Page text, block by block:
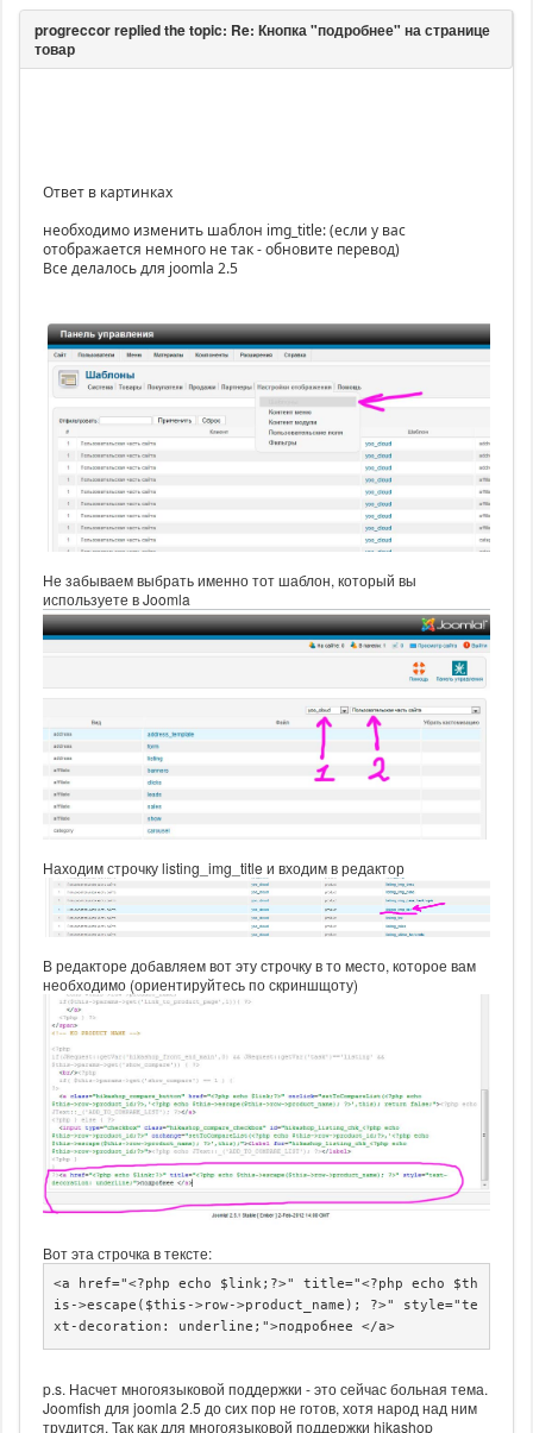
Ответ в картинках
необходимо изменить шаблон img_title: (если у вас
отображается немного не так - обновите перевод)
Все делалось для joomla 2.5
Не забываем выбрать именно тот шаблон, который вы
используете в Joomla
Находим строчку listing_img_title и входим в редактор
В редакторе добавляем вот эту строчку в то место, которое вам
необходимо (ориентируйтесь по скриншщоту)
Вот эта строчка в тексте:
<a href="<?php echo $link;?>" title="<?php echo $th
is->escape($this->row->product_name); ?>" style="te
xt-decoration: underline;">подробнее </a>
p.s. Насчет многоязыковой поддержки - это сейчас больная тема.
Joomfish для joomla 2.5 до сих пор не готов, хотя народ над ним
трудится. Так как для многоязыковой поддержки hikashop